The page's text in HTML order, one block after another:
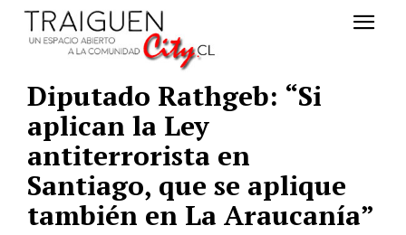
Diputado Rathgeb: “Si
aplican la Ley
antiterrorista en
Santiago, que se aplique
también en La Araucanía”